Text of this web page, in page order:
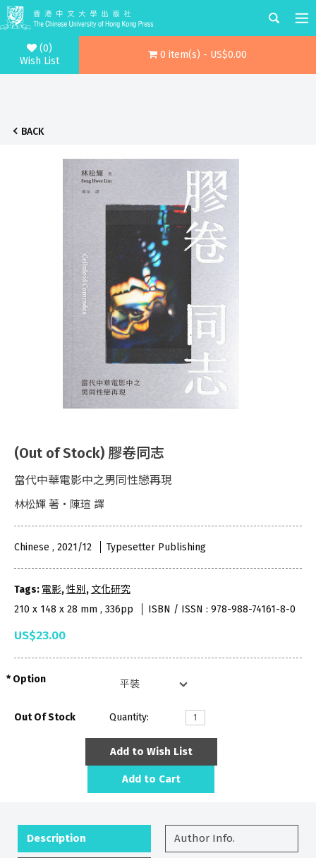
(0)
Wish List
0 item(s) - US$0.00
BACK
(Out of Stock) 膠卷同志
當代中華電影中之男同性戀再現
林松輝 著・陳瑄 譯
Chinese , 2021/12 Typesetter Publishing
Tags: 電影,性別 , 文化研究
210 x 148 x 28 mm , 336pp
ISBN / ISSN : 978-988-74161-8-0
US$23.00
Option
Out Of Stock Quantity:
Add to Wish List
Add to Cart
Description Author Info.